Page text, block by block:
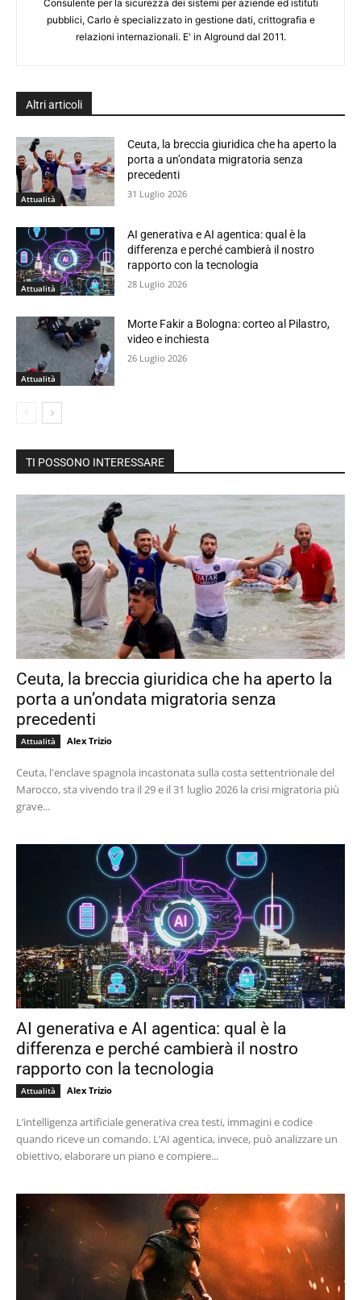
Consulente per la sicurezza dei sistemi per aziende ed istituti
pubblici, Carlo è specializzato in gestione dati, crittografia e
relazioni internazionali. E' in Alground dal 2011.
Altri articoli
Attualità
Ceuta, la breccia giuridica che ha aperto la
porta a un’ondata migratoria senza
precedenti
31 Luglio 2026
Attualità
AI generativa e AI agentica: qual è la
differenza e perché cambierà il nostro
rapporto con la tecnologia
28 Luglio 2026
Attualità
Morte Fakir a Bologna: corteo al Pilastro,
video e inchiesta
26 Luglio 2026
TI POSSONO INTERESSARE
Ceuta, la breccia giuridica che ha aperto la
porta a un’ondata migratoria senza
precedenti
Attualità Alex Trizio
Ceuta, l'enclave spagnola incastonata sulla costa settentrionale del
Marocco, sta vivendo tra il 29 e il 31 luglio 2026 la crisi migratoria più
grave...
AI generativa e AI agentica: qual è la
differenza e perché cambierà il nostro
rapporto con la tecnologia
Attualità Alex Trizio
L’intelligenza artificiale generativa crea testi, immagini e codice
quando riceve un comando. L’AI agentica, invece, può analizzare un
obiettivo, elaborare un piano e compiere...